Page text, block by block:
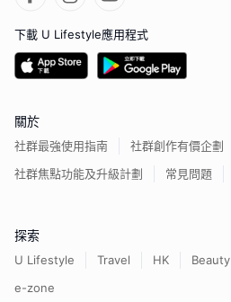
下載 U Lifestyle應用程式
關於
社群最強使用指南
社群創作有價企劃
社群焦點功能及升級計劃
常見問題
探索
U Lifestyle Travel HK Beauty
e-zone